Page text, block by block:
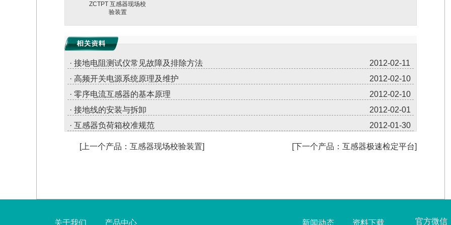
ZCTPT 互感器现场校
验装置
· 接地电阻测试仪常见故障及排除方法
2012-02-11
· 高频开关电源系统原理及维护
2012-02-10
· 零序电流互感器的基本原理
2012-02-10
· 接地线的安装与拆卸
2012-02-01
· 互感器负荷箱校准规范
2012-01-30
[上一个产品：互感器现场校验装置] [下一个产品：互感器极速检定平台]
关于我们 产品中心 新闻动态 资料下载 官方微信